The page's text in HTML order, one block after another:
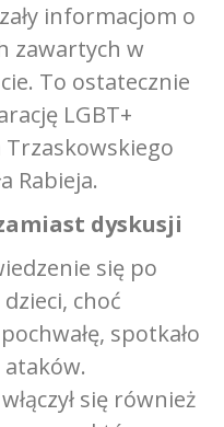
informacjom o
zawartych w
To ostatecznie
LGBT+
Trzaskowskiego
Rabieja.
dyskusji
się po
choć
spotkało
się również